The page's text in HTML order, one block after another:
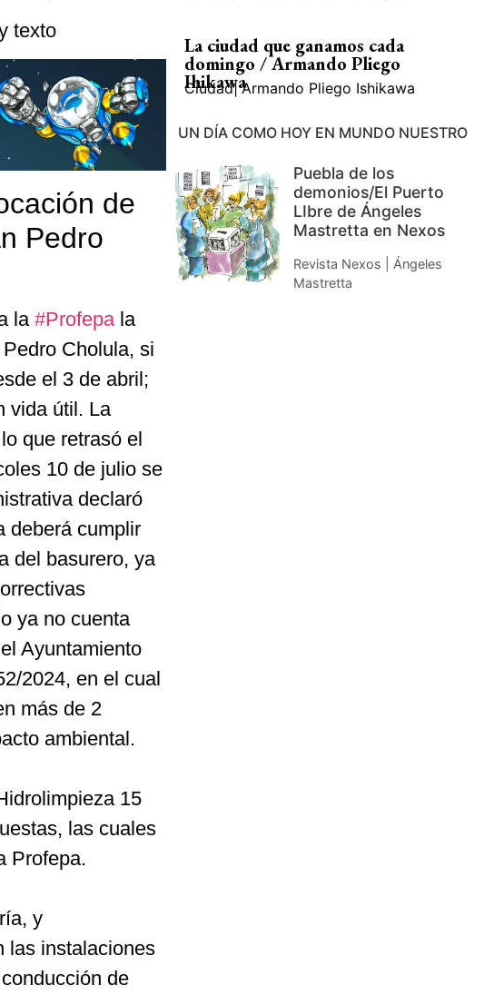
de
Pedro
la #Profepa la
Cholula, si
el 3 de abril;
vida útil. La
que retrasó el
10 de julio se
declaró
deberá cumplir
del basurero, ya
ya no cuenta
Ayuntamiento
2024, en el cual
más de 2
ambiental.
15
las cuales
Profepa.
y
las instalaciones
de
La ciudad que ganamos cada
domingo / Armando Pliego
Ihikawa
Ciudad| Armando Pliego Ishikawa
UN DÍA COMO HOY EN MUNDO NUESTRO
Puebla de los
demonios/El Puerto
LIbre de Ángeles
Mastretta en Nexos
Revista Nexos | Ángeles
Mastretta